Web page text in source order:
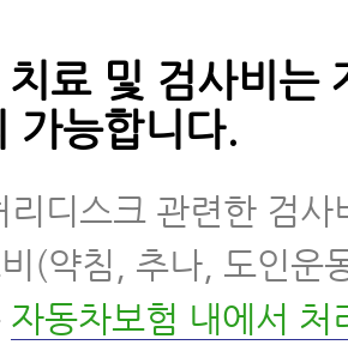
료 및 검사비는
가능합니다.
리디스크 관련한 검
(약침, 추나, 도인운
자동차보험 내에서 처